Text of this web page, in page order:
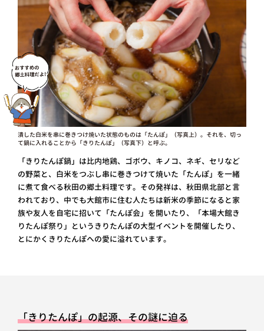
潰した白米を串に巻きつけ焼いた状態のものは「たんぽ」（写真上）。それを、切っ
て鍋に入れることから「きりたんぽ」（写真下）と呼ぶ。
「きりたんぽ鍋」は比内地鶏、ゴボウ、キノコ、ネギ、セリなど
の野菜と、白米をつぶし串に巻きつけて焼いた「たんぽ」を一緒
に煮て食べる秋田の郷土料理です。その発祥は、秋田県北部と言
われており、中でも大館市に住む人たちは新米の季節になると家
族や友人を自宅に招いて「たんぽ会」を開いたり、「本場大館き
りたんぽ祭り」というきりたんぽの大型イベントを開催したり、
とにかくきりたんぽへの愛に溢れています。
「きりたんぽ」の起源、その謎に迫る